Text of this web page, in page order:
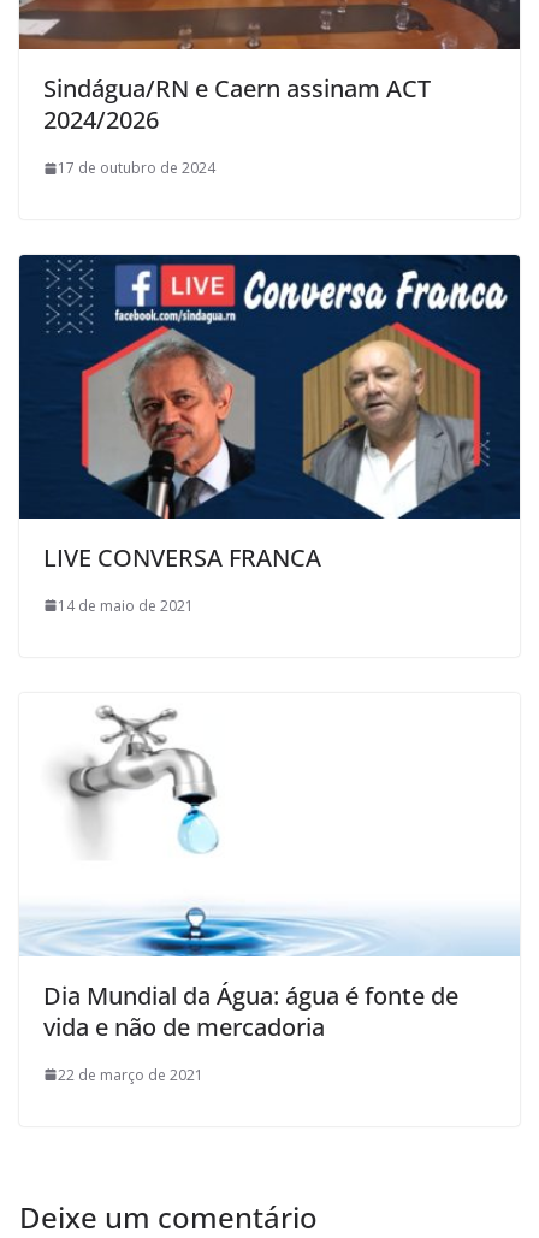
Sindágua/RN e Caern assinam ACT
2024/2026
17 de outubro de 2024
LIVE CONVERSA FRANCA
14 de maio de 2021
Dia Mundial da Água: água é fonte de
vida e não de mercadoria
22 de março de 2021
Deixe um comentário